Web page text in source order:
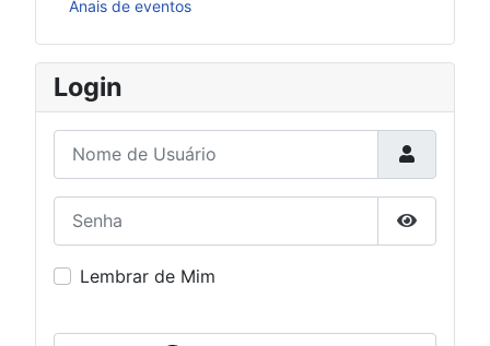
Anais de eventos
Login
Nome de Usuário
Mostrar
Lembrar de Mim